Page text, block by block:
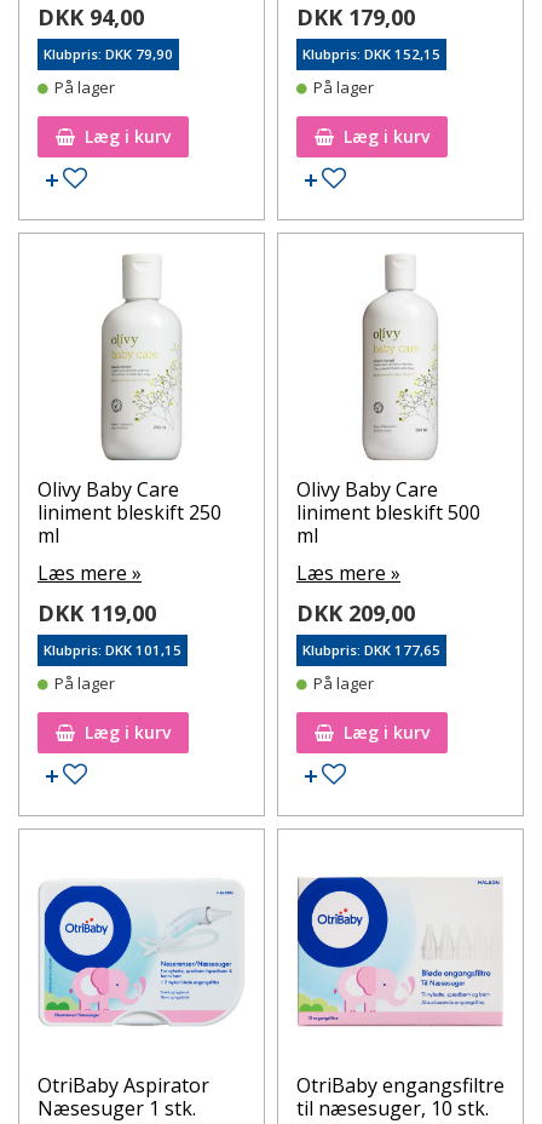
DKK 94,00
Klubpris: DKK 79,90
På lager
Læg i kurv
Tilføj til ønskeseddel
DKK 179,00
Klubpris: DKK 152,15
På lager
Læg i kurv
Tilføj til ønskeseddel
Olivy Baby Care
liniment bleskift 250
ml
Læs mere »
DKK 119,00
Klubpris: DKK 101,15
På lager
Læg i kurv
Tilføj til ønskeseddel
Olivy Baby Care
liniment bleskift 500
ml
Læs mere »
DKK 209,00
Klubpris: DKK 177,65
På lager
Læg i kurv
Tilføj til ønskeseddel
OtriBaby Aspirator
Næsesuger 1 stk.
OtriBaby engangsfiltre
til næsesuger, 10 stk.